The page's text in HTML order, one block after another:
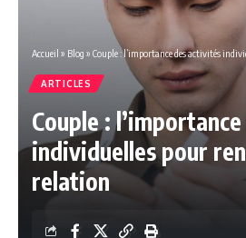
Accueil » Blog » Couple : l’importance des activités
ARTICLES
Couple :
individuelles pour
relation